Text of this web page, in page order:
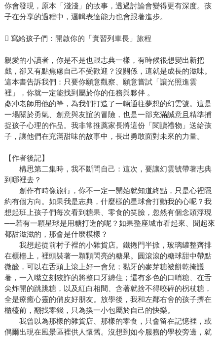
你會發現，原本「淺淺」的故事，透過討論會變得更有深度。孩
子在分享的過程中，邏輯表達能力也會跟著進步。
 寫給孩子們：開啟你的「實習列車長」旅程
親愛的小讀者，你是不是也跟志典一樣，有時候很想變出新把
戲，卻又有點焦慮自己不受歡迎？沒關係，這就是成長的滋味。
這本書告訴我們：只要你願意觀察、願意嘗試「讓光照進雲
裡」，你就一定能找到屬於你的任務與夥伴 。
彥冲老師用他的筆，為我們打造了一輛通往夢想的幻雲號。這是
一場關於勇氣、創意與友誼的冒險，也是一部充滿誠意且精準捕
捉孩子心理的作品。我非常推薦家長將這份「閱讀禮物」送給孩
子，讓他們在充滿甜味的故事中，長出勇敢面對未來的力量。
【作者後記】
構思第二集時，我不斷問自己：這次，要讓幻雲號帶著志典
到哪裡去？
創作有時像旅行，你不一定一開始就知道終點，只是心裡隱
約有個方向。如果我是志典，什麼樣的星球會打動我的心呢？我
想起班上孩子們每次看到糖果、零食的笑臉，忽然有個念頭浮現
──若有一顆星球是用糖打造的呢？如果整座城市看起來、聞起來
都甜滋滋的，那會是什麼模樣？
我想起從前村子裡的小雜貨店。鐵捲門半掀，玻璃罐整齊排
在櫃檯上，裡頭裝著一顆顆閃亮的糖果。圓滾滾的糖球甜中帶點
微酸，可以在舌頭上滾上好一會兒；黏牙的麥芽糖被餅乾掩護
著，一入嘴立刻狡詐的將整口牙纏住；還有多色的口哨糖、在舌
尖炸開的跳跳糖，以及紅白相間、含著就捨不得咬碎的柺杖糖，
全是療癒心靈的俏皮好朋友。放學後，我和左鄰右舍的孩子擠在
櫃檯前，翻找零錢，只為換一小包屬於自己的快樂。
我曾以為那樣的雜貨店、那樣的零食，只會留在記憶裡，或
偶爾出現在風景區裡供人懷舊。沒想到如今服務的學校旁邊，就